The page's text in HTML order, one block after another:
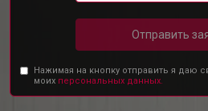
Отправить
Нажимая на кнопку отправить я даю
моих персональных данных.